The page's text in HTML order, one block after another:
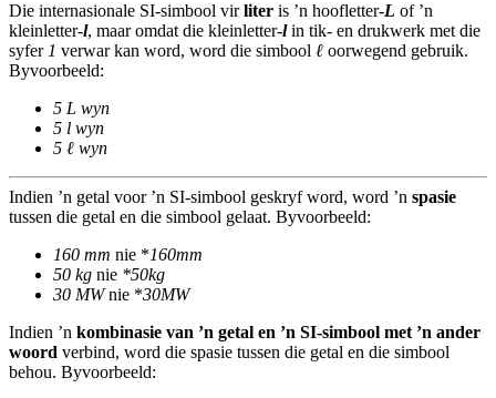
Die internasionale SI-simbool virliter is ’n hoofletter-L of ’n
kleinletter-l, maar omdat die kleinletter-lin tik- en drukwerk met die
syfer 1 verwar kan word, word die simbool ℓ oorwegend gebruik.
Byvoorbeeld:
5 L wyn
5 l wyn
5 ℓ wyn
Indien ’n getal voor ’n SI-simbool geskryf word, word ’n spasie
tussen die getal en die simbool gelaat. Byvoorbeeld:
160 mm nie *160mm
50 kg nie *50kg
30 MWnie *30MW
Indien ’n kombinasie van ’n getal en ’n SI-simbool met ’n ander
woord verbind, word die spasie tussen die getal en die simbool
behou. Byvoorbeeld: